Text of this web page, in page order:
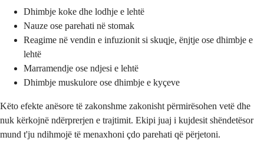
Dhimbje koke dhe lodhje e lehtë
Nauze ose parehati në stomak
Reagime në vendin e infuzionit si skuqje, ënjtje ose dhimbje e
lehtë
Marramendje ose ndjesi e lehtë
Dhimbje muskulore ose dhimbje e kyçeve
Këto efekte anësore të zakonshme zakonisht përmirësohen vetë dhe
nuk kërkojnë ndërprerjen e trajtimit. Ekipi juaj i kujdesit shëndetësor
mund t'ju ndihmojë të menaxhoni çdo parehati që përjetoni.